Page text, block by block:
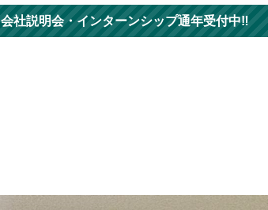
会社説明会・インターンシップ通年受付中‼